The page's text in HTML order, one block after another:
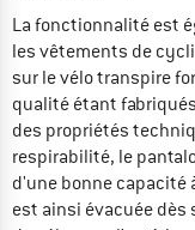
La fonctionnalité est
les vêtements de
sur le vélo transpire
qualité étant
des propriétés
respirabilité, le
d'une bonne
est ainsi évacuée